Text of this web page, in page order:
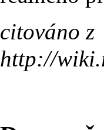
citováno z
http://